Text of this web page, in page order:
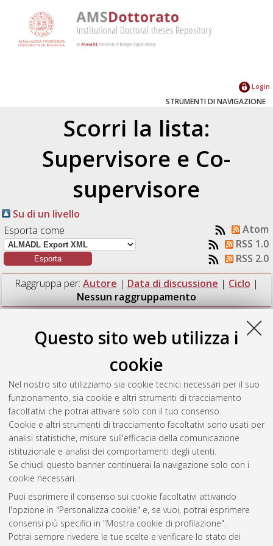
Questo sito web utilizza i
cookie
Nel nostro sito utilizziamo sia cookie tecnici necessari per il suo
funzionamento, sia cookie e altri strumenti di tracciamento
facoltativi che potrai attivare solo con il tuo consenso.
Cookie e altri strumenti di tracciamento facoltativi sono usati per
analisi statistiche, misure sull'efficacia della comunicazione
istituzionale e analisi dei comportamenti degli utenti.
Se chiudi questo banner continuerai la navigazione solo con i
cookie necessari.
Puoi esprimere il consenso sui cookie facoltativi attivando
l'opzione in "Personalizza cookie" e, se vuoi, potrai esprimere
consensi più specifici in "Mostra cookie di profilazione".
Potrai sempre rivedere le tue scelte e verificare lo stato dei
Login
STRUMENTI DI NAVIGAZIONE
Scorri la lista:
Supervisore e Co-
supervisore
Su di un livello
Esporta come
Atom
RSS 1.0
RSS 2.0
Raggruppa per: Autore | Data di discussione | Ciclo |
Nessun raggruppamento
Braga Clemente, Mariana(2020)Sfilate quotidiane. Moda,
gioco e identità tra San Paolo e Milano
Alma Mater Studiorum Università di Bologna. Dottorato di
ricerca inPhilosophy, science, cognition, and semiotics (pscs)
33 Ciclo. DOI 10.6092/unibo/amsdottorato/9539.
Questa lista e' stata generata ilSat Aug 8 20:48:41 2026
Atom
Rss 1.0
Rss 2.0